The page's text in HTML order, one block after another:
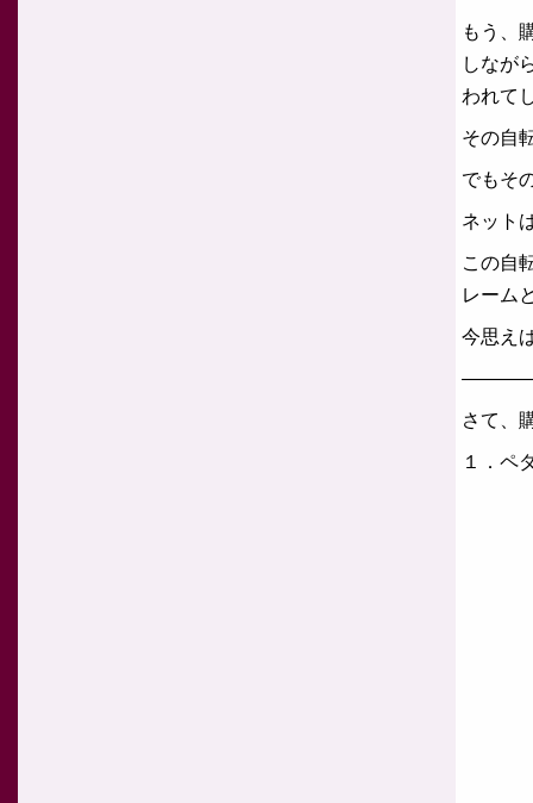
もう、
しなが
われて
その自
でもそ
ネット
この自
レーム
今思え
さて、
１．ペ